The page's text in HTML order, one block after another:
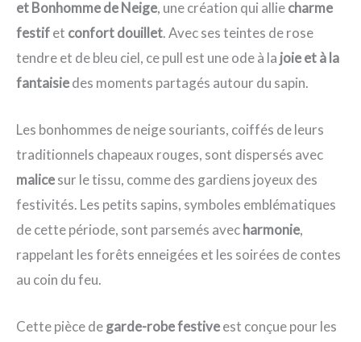
et Bonhomme de Neige, une création qui alliecharme
festifet confort douillet. Avec ses teintes de rose
tendre et de bleu ciel, ce pull est une ode à la joie et à la
fantaisiedes moments partagés autour du sapin.
Les bonhommes de neige souriants, coiffés de leurs
traditionnels chapeaux rouges, sont dispersés avec
malicesur le tissu, comme des gardiens joyeux des
festivités. Les petits sapins, symboles emblématiques
de cette période, sont parsemés avecharmonie,
rappelant les forêts enneigées et les soirées de contes
au coin du feu.
Cette pièce degarde-robe festiveest conçue pour les